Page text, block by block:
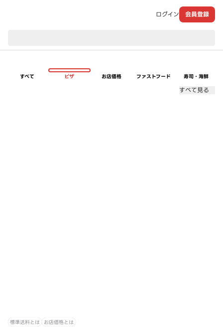
ログイン 会員登録
すべて ピザ お店価格 ファストフード 寿司・海鮮
すべて見る
標準送料とは お店価格とは